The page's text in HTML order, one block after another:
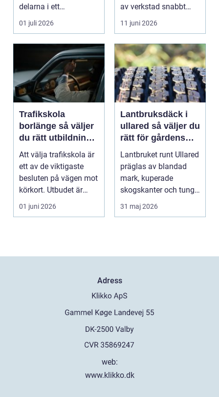
delarna i ett
problemfritt bilägande.
01 juli 2026
av verkstad snabbt
avgörande. En MC-v...
11 juni 2026
Trafikskola
borlänge så väljer
du rätt utbildning
mot körkort
Att välja trafikskola är
ett av de viktigaste
besluten på vägen mot
körkort. Utbudet är
stort, prise...
01 juni 2026
Lantbruksdäck i
ullared så väljer du
rätt för gårdens
behov
Lantbruket runt Ullared
präglas av blandad
mark, kuperade
skogskanter och tunga
arbetsmoment.
Däckva...
31 maj 2026
Adress
web:
www.klikko.dk